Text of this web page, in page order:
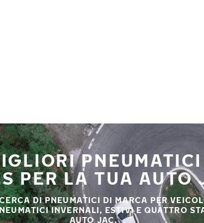
PER LA TUA AUTO
DI PNEUMATICI DI MARCA PER
INVERNALI, ESTIVI E QUATTRO
AUTO JAC.